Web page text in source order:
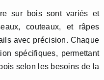
sur bois sont variés et
couteaux, et râpes
avec précision. Chaque
spécifiques, permettant
selon les besoins de la